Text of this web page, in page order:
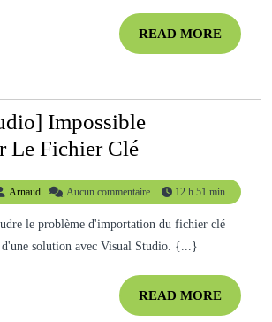
De
Commande?
READ MOREREAD
MORE
Impossible
Le Fichier Clé[Visual
Studio]
Impossible
D’importer
Le
Fichier
Clé
Arnaud ArnaudAucun commentaire 12 h 51 min
solution avec Visual Studio. {...}
READ MOREREAD
MORE